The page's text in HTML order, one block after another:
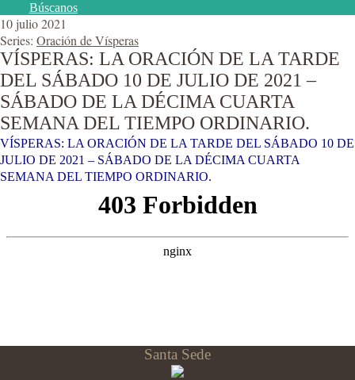
Búscanos
10 julio 2021
Series: Oración de Vísperas
VÍSPERAS: LA ORACIÓN DE LA TARDE
DEL SÁBADO 10 DE JULIO DE 2021 –
SÁBADO DE LA DÉCIMA CUARTA
SEMANA DEL TIEMPO ORDINARIO.
VÍSPERAS: LA ORACIÓN DE LA TARDE DEL SÁBADO 10 DE
JULIO DE 2021 – SÁBADO DE LA DÉCIMA CUARTA
SEMANA DEL TIEMPO ORDINARIO.
Santa Sede